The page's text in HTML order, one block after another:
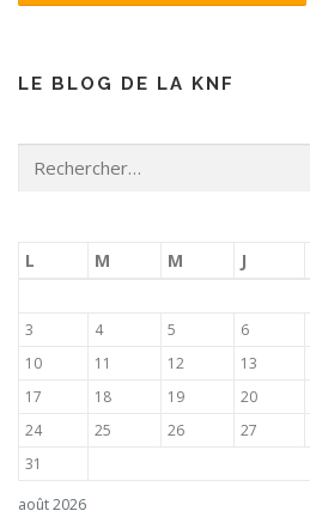
LE BLOG DE LA KNF
août 2026
L M M J
3
4 5 6
10
11 12 13
17
18 19 20
24
25 26 27
31